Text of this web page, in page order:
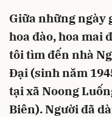
Giữa những ngày
hoa đào, hoa mai
tôi tìm đến nhà
Đại (sinh năm
tại xã Noong
Biên). Người đã